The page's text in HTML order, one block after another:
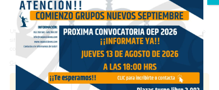
Gestionar el consentimiento
de las cookies
Utilizamos cookies propias y de terceros para analizar el tráfico en nuestro
sitio web y personalizar el contenido. Puede aceptar todas las cookies,
configurarlas según sus preferencias o rechazarlas.
Gestionar los servicios
Aceptar
Contra la presente Orden podrá interponerse recurso
potestativo de reposición ante el Ministerio de Justicia,
en el plazo de un mes, o contencioso administrativo,
ante los Juzgados Centrales de lo Contencioso-
Administrativo, en el plazo de dos meses. El plazo, en
ambos casos, se contará a partir del día siguiente a la